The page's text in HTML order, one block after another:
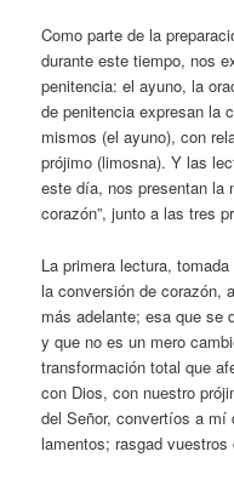
Como parte de la
durante este tiempo, nos
penitencia: el ayuno, la
de penitencia expresan la
mismos (el ayuno), con
prójimo (limosna). Y las
este día, nos presentan la
corazón”, junto a las tres
La primera lectura,
la conversión de corazón,
más adelante; esa que se
y que no es un mero
transformación total que
con Dios, con nuestro
del Señor, convertíos a mí
lamentos; rasgad